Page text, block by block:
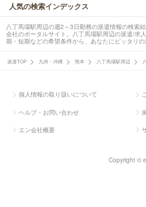
人気の検索インデックス
八丁馬場駅周辺の週2～3日勤務の派遣情報の検索
会社のポータルサイト。八丁馬場駅周辺の派遣/求
期・短期などの希望条件から、あなたにピッタリの
派遣TOP 九州・沖縄 熊本 八丁馬場駅周辺
個人情報の取り扱いについて
ヘルプ・お問い合わせ
エン会社概要
Copyright ©